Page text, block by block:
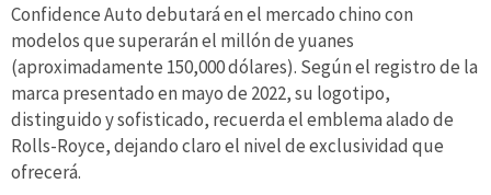
Confidence Auto debutará en el mercado chino con
modelos que superarán el millón de yuanes
(aproximadamente 150,000 dólares). Según el registro de la
marca presentado en mayo de 2022, su logotipo,
distinguido y sofisticado, recuerda el emblema alado de
Rolls-Royce, dejando claro el nivel de exclusividad que
ofrecerá.